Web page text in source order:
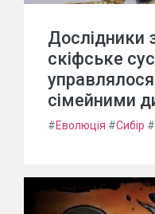
Дослідники
скіфське
сімейними
#Еволюція #Сибір #